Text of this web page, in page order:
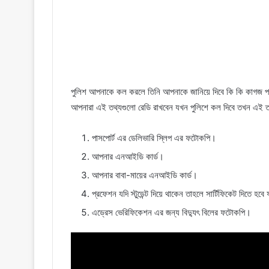
পুলিশ আপনাকে কল করলে তিনি আপনাকে জানিয়ে দিবে কি কি কাগজ
আপনারা এই তথ্যগুলো রেডি রাখবেন যখন পুলিশে কল দিবে তখন এই
পাসপোর্ট এর ডেলিভারি স্লিপ এর ফটোকপি।
আপনার এনআইডি কার্ড।
আপনার বাবা-মায়ের এনআইডি কার্ড।
প্রফেশন যদি স্টুডেন্ট দিয়ে থাকেন তাহলে সার্টিফিকেট দিতে
এড্রেস ভেরিফিকেশন এর জন্য বিদ্যুৎ বিলের ফটোকপি।